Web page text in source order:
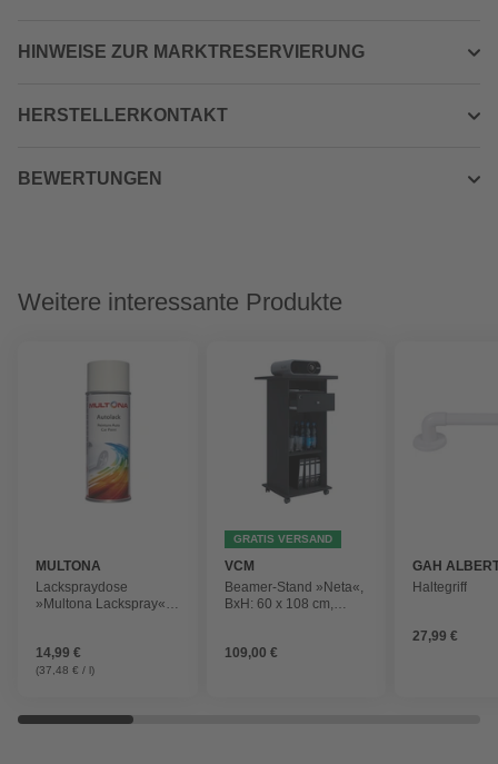
HINWEISE ZUR MARKTRESERVIERUNG
HERSTELLERKONTAKT
BEWERTUNGEN
Weitere interessante Produkte
MULTONA
Lackspraydose
»Multona Lackspray«,
14,99 €
(37,48 € / l)
GRATIS VERSAND
VCM
Beamer-Stand »Neta«,
BxH: 60 x 108 cm,
109,00 €
GAH
Haltegriff
27,99 €